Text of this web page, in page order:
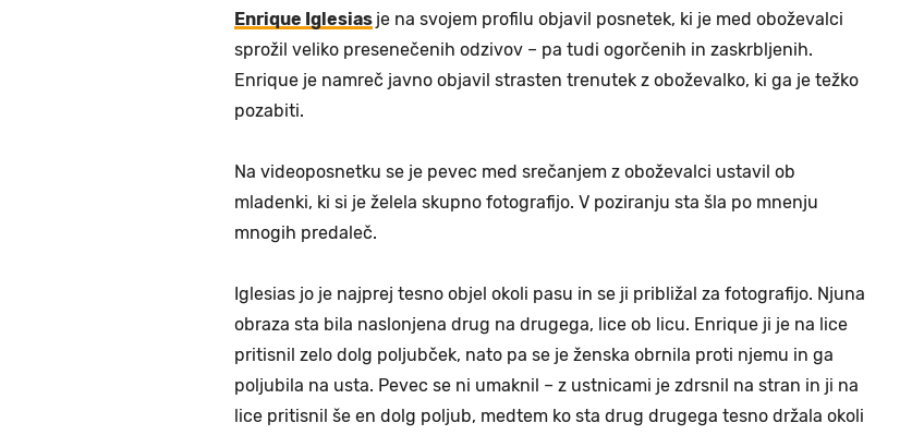
Enrique Iglesias je na svojem profilu objavil posnetek, ki je med oboževalci
sprožil veliko presenečenih odzivov – pa tudi ogorčenih in zaskrbljenih.
Enrique je namreč javno objavil strasten trenutek z oboževalko, ki ga je težko
pozabiti.
Na videoposnetku se je pevec med srečanjem z oboževalci ustavil ob
mladenki, ki si je želela skupno fotografijo. V poziranju sta šla po mnenju
mnogih predaleč.
Iglesias jo je najprej tesno objel okoli pasu in se ji približal za fotografijo. Njuna
obraza sta bila naslonjena drug na drugega, lice ob licu. Enrique ji je na lice
pritisnil zelo dolg poljubček, nato pa se je ženska obrnila proti njemu in ga
poljubila na usta. Pevec se ni umaknil – z ustnicami je zdrsnil na stran in ji na
lice pritisnil še en dolg poljub, medtem ko sta drug drugega tesno držala okoli